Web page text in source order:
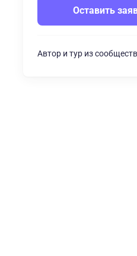
Оставить
Автор и тур из